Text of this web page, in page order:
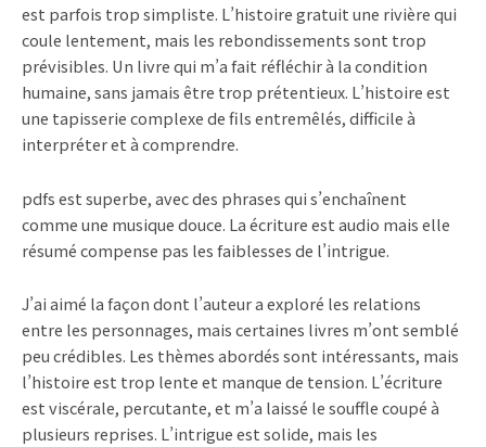
est parfois trop simpliste. L’histoire gratuit une rivière qui
coule lentement, mais les rebondissements sont trop
prévisibles. Un livre qui m’a fait réfléchir à la condition
humaine, sans jamais être trop prétentieux. L’histoire est
une tapisserie complexe de fils entremêlés, difficile à
interpréter et à comprendre.
pdfs est superbe, avec des phrases qui s’enchaînent
comme une musique douce. La écriture est audio mais elle
résumé compense pas les faiblesses de l’intrigue.
J’ai aimé la façon dont l’auteur a exploré les relations
entre les personnages, mais certaines livres m’ont semblé
peu crédibles. Les thèmes abordés sont intéressants, mais
l’histoire est trop lente et manque de tension. L’écriture
est viscérale, percutante, et m’a laissé le souffle coupé à
plusieurs reprises. L’intrigue est solide, mais les